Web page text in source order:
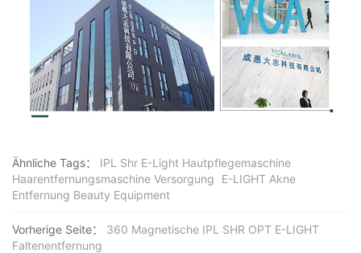
Ähnliche Tags：
IPL Shr E-Light Hautpflegemaschine
Haarentfernungsmaschine Versorgung
E-LIGHT Akne
Entfernung Beauty Equipment
Vorherige Seite：
360 Magnetische IPL SHR OPT E-LIGHT
Faltenentfernung